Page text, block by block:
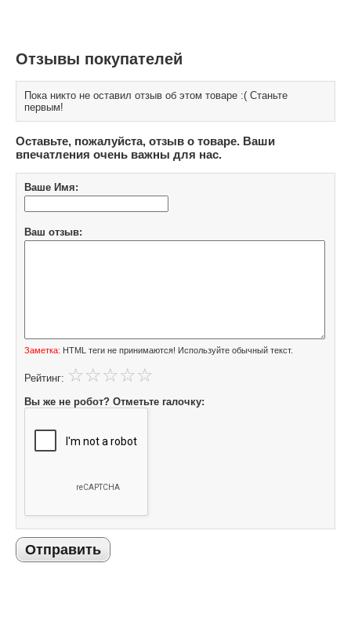
Отзывы покупателей
Пока никто не оставил отзыв об этом товаре :( Станьте
первым!
Оставьте, пожалуйста, отзыв о товаре. Ваши
впечатления очень важны для нас.
Ваше Имя:
Ваш отзыв:
Заметка: HTML теги не принимаются! Используйте обычный текст.
Рейтинг:
Вы же не робот? Отметьте галочку:
Отправить